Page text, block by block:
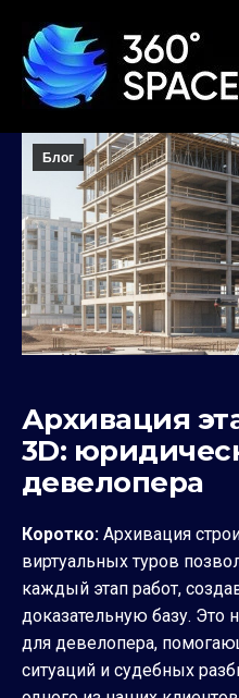
Блог
Архивация
3D:
девелопера
Коротко: Архивация
виртуальных туров
каждый этап работ,
доказательную базу. Это
для девелопера,
ситуаций и судебных